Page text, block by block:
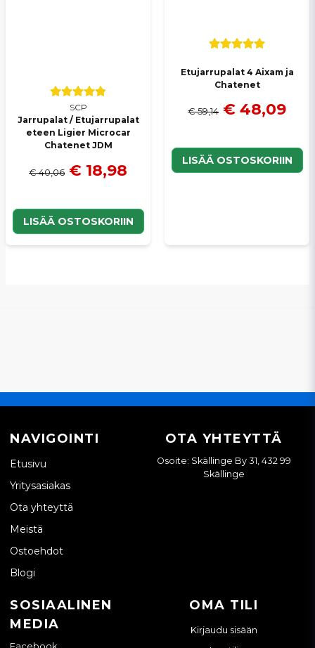
SCP
Jarrupalat / Etujarrupalat
eteen Ligier Microcar
Chatenet JDM
€ 40,06 € 18,98
LISÄÄ OSTOSKORIIN
Etujarrupalat 4 Aixam ja
Chatenet
€ 59,14 € 48,09
LISÄÄ OSTOSKORIIN
NAVIGOINTI
Etusivu
Yritysasiakas
Ota yhteyttä
Meistä
Ostoehdot
Blogi
OTA YHTEYTTÄ
Osoite: Skällinge By 31, 432 99
Skällinge
SOSIAALINEN
MEDIA
OMA TILI
Kirjaudu sisään